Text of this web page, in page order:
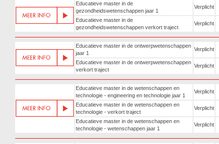
Educatieve master in de
gezondheidswetenschappen jaar 1
Verplicht
Educatieve master in de
gezondheidswetenschappen verkort traject
Verplicht
Educatieve master in de ontwerpwetenschappen
jaar 1
Verplicht
Educatieve master in de ontwerpwetenschappen
verkort traject
Verplicht
Educatieve master in de wetenschappen en
technologie - engineering en technologie jaar 1
Verplicht
Educatieve master in de wetenschappen en
technologie - verkort traject
Verplicht
Educatieve master in de wetenschappen en
technologie - wetenschappen jaar 1
Verplicht